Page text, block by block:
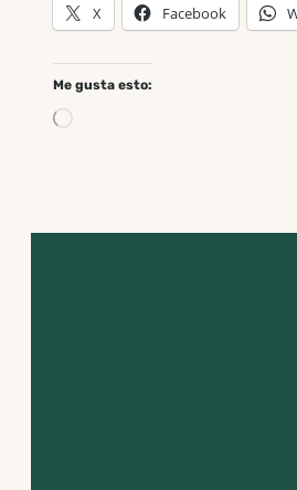
X Facebook
Me gusta esto:
Cargando…